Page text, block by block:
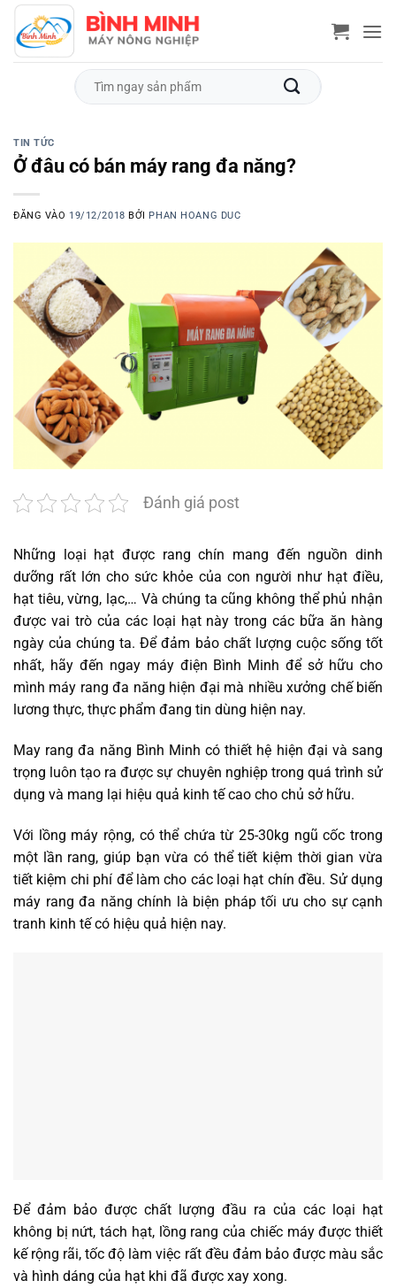
qua
nội
Tìm
TIN TỨC
Ở đâu có bán máy rang đa năng?
ĐĂNG VÀO 19/12/2018 BỞI PHAN HOANG DUC
Đánh giá post
Những loại hạt được rang chín mang đến nguồn dinh
dưỡng rất lớn cho sức khỏe của con người như hạt điều,
hạt tiêu, vừng, lạc,… Và chúng ta cũng không thể phủ nhận
được vai trò của các loại hạt này trong các bữa ăn hàng
ngày của chúng ta. Để đảm bảo chất lượng cuộc sống tốt
nhất, hãy đến ngay máy điện Bình Minh để sở hữu cho
mình máy rang đa năng hiện đại mà nhiều xưởng chế biến
lương thực, thực phẩm đang tin dùng hiện nay.
May rang đa năng Bình Minh có thiết hệ hiện đại và sang
trọng luôn tạo ra được sự chuyên nghiệp trong quá trình sử
dụng và mang lại hiệu quả kinh tế cao cho chủ sở hữu.
Với lồng máy rộng, có thể chứa từ 25-30kg ngũ cốc trong
một lần rang, giúp bạn vừa có thể tiết kiệm thời gian vừa
tiết kiệm chi phí để làm cho các loại hạt chín đều. Sử dụng
máy rang đa năng chính là biện pháp tối ưu cho sự cạnh
tranh kinh tế có hiệu quả hiện nay.
Để đảm bảo được chất lượng đầu ra của các loại hạt
không bị nứt, tách hạt, lồng rang của chiếc máy được thiết
kế rộng rãi, tốc độ làm việc rất đều đảm bảo được màu sắc
và hình dáng của hạt khi đã được xay xong.